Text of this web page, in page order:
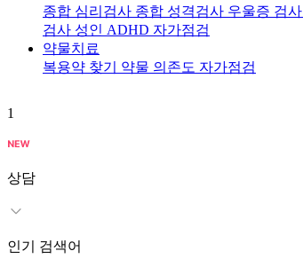
종합 심리검사 종합 성격검사 우울증 검사
검사 성인 ADHD 자가점검
약물치료
복용약 찾기 약물 의존도 자가점검
1
상담
인기 검색어